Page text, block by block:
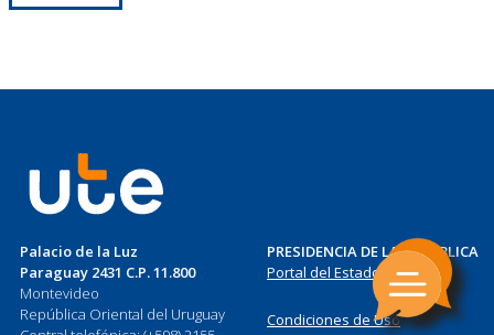
Palacio de la Luz
Paraguay 2431 C.P. 11.800
Montevideo
República Oriental del Uruguay
PRESIDENCIA DE LA REPÚBLICA
Portal del Estado Uruguayo
Condiciones de Uso